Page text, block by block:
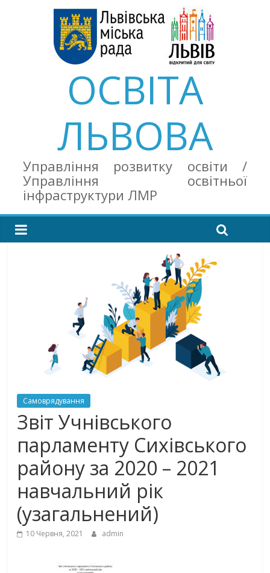
ОСВІТА
ЛЬВОВА
Управління розвитку освіти /
Управління освітньої
інфраструктури ЛМР
Самоврядування
Звіт Учнівського
парламенту Сихівського
району за 2020 – 2021
навчальний рік
(узагальнений)
10 Червня, 2021 admin